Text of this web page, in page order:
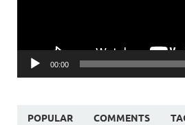
00:00
POPULAR COMMENTS